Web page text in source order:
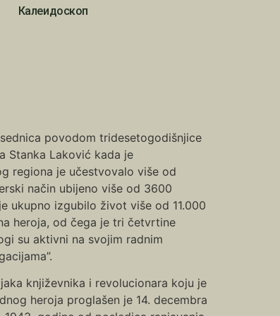
Калеидоскоп
povodom tridesetogodišnjice
Stanka Laković kada je
regiona je učestvovalo više od
način ubijeno više od 3600
ukupno izgubilo život više od 11.000
heroja, od čega je tri četvrtine
su aktivni na svojim radnim
književnika i revolucionara koju je
heroja proglašen je 14. decembra